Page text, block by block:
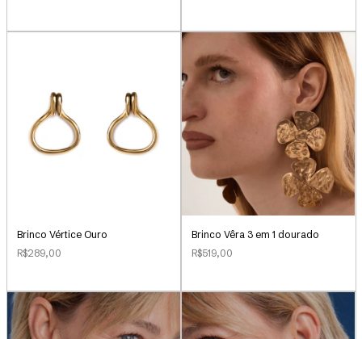
Brinco Vértice Ouro
R$289,00
Brinco Vêra 3 em 1 dourado
R$519,00